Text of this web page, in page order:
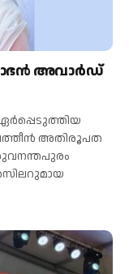
അവാർഡ്
അതിരൂപത